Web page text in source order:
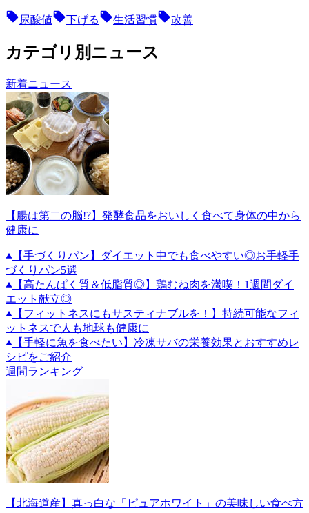
尿酸値 下げる 生活習慣 改善
カテゴリ別ニュース
新着ニュース
【腸は第二の脳!?】発酵食品をおいしく食べて身体の中から
健康に
【手づくりパン】ダイエット中でも食べやすい◎お手軽手
づくりパン5選
【高たんぱく質＆低脂質◎】鶏むね肉を満喫！1週間ダイ
エット献立◎
【フィットネスにもサスティナブルを！】持続可能なフィ
ットネスで人も地球も健康に
【手軽に魚を食べたい】冷凍サバの栄養効果とおすすめレ
シピをご紹介
週間ランキング
【北海道産】真っ白な「ピュアホワイト」の美味しい食べ方